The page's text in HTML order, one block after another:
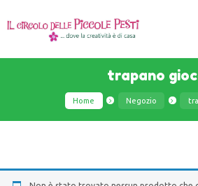
trapano
Home Negozio